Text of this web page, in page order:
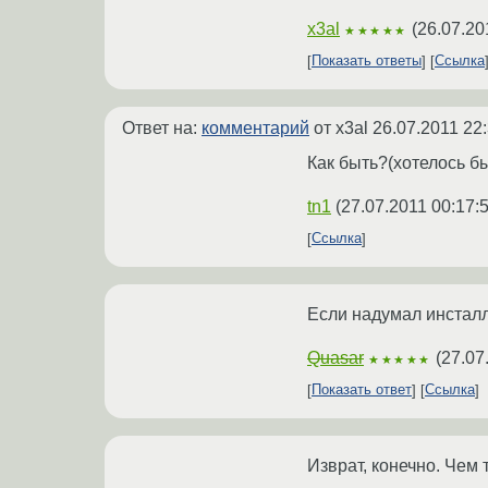
x3al ★★★★★ (
Показать ответы Ссылка
Ответ на: комментарий от x3al 26.07.2011
Как быть?(хотелось
tn1 (27.07.2011
Ссылка
Если надумал
Quasar ★★★★★ (
Показать ответ Ссылка
Изврат, конечно.